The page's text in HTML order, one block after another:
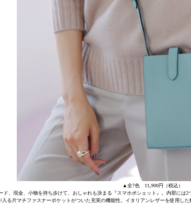
▲全7色 11,900円（税込）
ド、現金、小物を持ち歩けて、おしゃれも決まる『スマホポシェット』。内部には
入る片マチファスナーポケットがついた充実の機能性。イタリアンレザーを使用し